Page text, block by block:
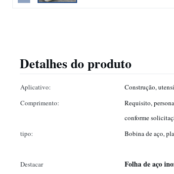
Detalhes do produto
Aplicativo: Construção,
Comprimento:
Requisito,
conforme
tipo:
Bobina de aço,
Destacar
Folha de aço